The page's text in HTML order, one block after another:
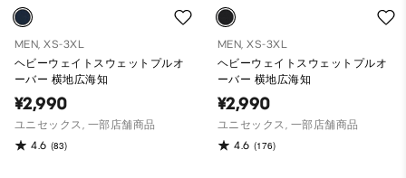
MEN, XS-3XL
ヘビーウェイトスウェットプルオ
ーバー 横地広海知
¥2,990
ユニセックス, 一部店舗商品
4.6 (83)
MEN, XS-3XL
ヘビーウェイトスウェットプルオ
ーバー 横地広海知
¥2,990
ユニセックス, 一部店舗商品
4.6 (176)